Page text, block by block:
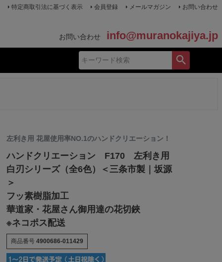
特定商取引法に基づく表示 会員登録 メールマガジン お問い合わせ
お問い合わせ info@muranokajiya.jp
左利き用 花屋使用率NO.1のハンドクリエーション！
ハンドクリエーション F170 左利き用
白刃シリーズ（全6色）＜三条市製｜坂源
＞
フッ素樹脂加工
華道家・花屋さん御用達の花切鋏
※ネコポス配送
商品番号 4900686-011429